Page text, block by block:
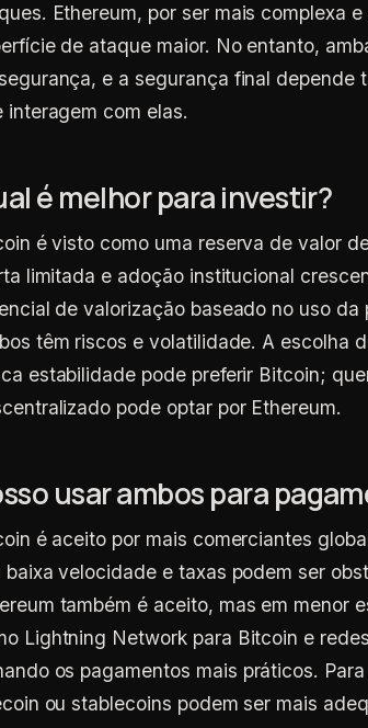
Ethereum, por ser mais complexa
de ataque maior. No entanto,
e a segurança final depende
interagem com elas.
é melhor para investir?
é visto como uma reserva de valor
limitada e adoção institucional
de valorização baseado no uso
têm riscos e volatilidade. A escolha
estabilidade pode preferir Bitcoin;
pode optar por Ethereum.
usar ambos para
é aceito por mais comerciantes
baixa velocidade e taxas podem ser
também é aceito, mas em menor
Lightning Network para Bitcoin e
os pagamentos mais práticos.
ou stablecoins podem ser mais